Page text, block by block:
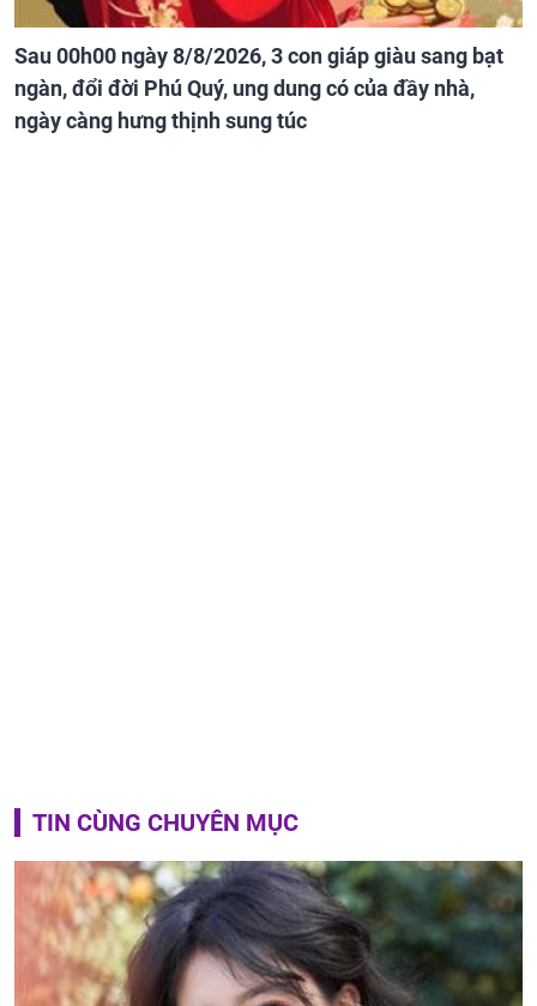
Sau 00h00 ngày 8/8/2026, 3 con giáp giàu sang bạt
ngàn, đổi đời Phú Quý, ung dung có của đầy nhà,
ngày càng hưng thịnh sung túc
TIN CÙNG CHUYÊN MỤC